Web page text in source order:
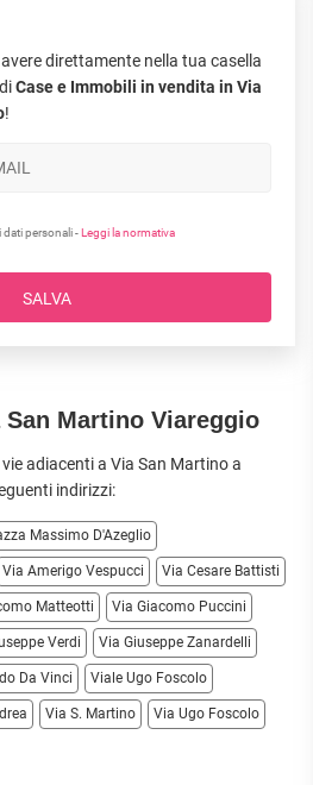
direttamente nella tua casella
Case e Immobili in vendita in Via
!
personali -Leggi la normativa
SALVA
Martino Viareggio
adiacenti a Via San Martino a
indirizzi:
Massimo D'Azeglio
Via Amerigo Vespucci Via Cesare Battisti
Matteotti Via Giacomo Puccini
Verdi Via Giuseppe Zanardelli
Da Vinci Viale Ugo Foscolo
Via S. Martino Via Ugo Foscolo